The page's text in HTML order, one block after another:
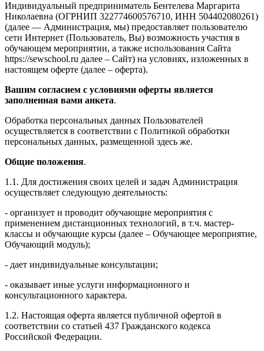
Индивидуальный предприниматель Бентелева Маргарита
Николаевна (ОГРНИП 322774600576710, ИНН 504402080261)
(далее — Администрация, мы) предоставляет пользователю
сети Интернет (Пользователь, Вы) возможность участия в
обучающем мероприятии, а также использования Сайта
https://sewschool.ru далее – Сайт) на условиях, изложенных в
настоящем оферте (далее – оферта).
Вашим согласием с условиями оферты является
заполненная вами анкета.
Обработка персональных данных Пользователей
осуществляется в соответствии с Политикой обработки
персональных данных, размещенной здесь же.
Общие положения.
1.1. Для достижения своих целей и задач Администрация
осуществляет следующую деятельность:
- организует и проводит обучающие мероприятия с
применением дистанционных технологий, в т.ч. мастер-
классы и обучающие курсы (далее – Обучающее мероприятие,
Обучающий модуль);
- дает индивидуальные консультации;
- оказывает иные услуги информационного и
консультационного характера.
1.2. Настоящая оферта является публичной офертой в
соответствии со статьей 437 Гражданского кодекса
Российской Федерации.